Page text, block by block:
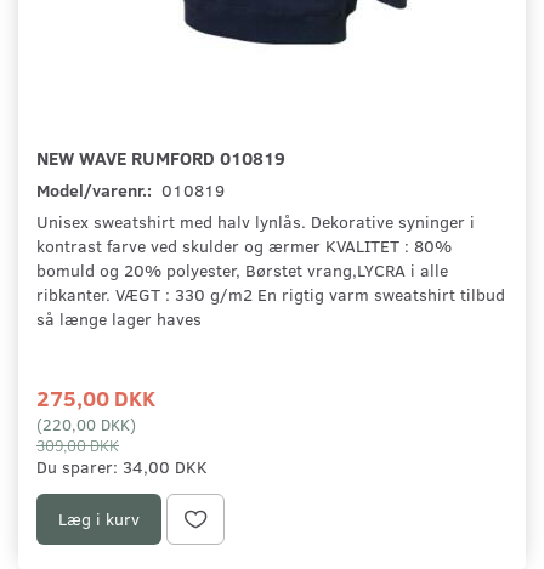
NEW WAVE RUMFORD 010819
Model/varenr.: 010819
Unisex sweatshirt med halv lynlås. Dekorative syninger i
kontrast farve ved skulder og ærmer KVALITET : 80%
bomuld og 20% polyester, Børstet vrang,LYCRA i alle
ribkanter. VÆGT : 330 g/m2 En rigtig varm sweatshirt tilbud
så længe lager haves
275,00 DKK
(220,00 DKK)
309,00 DKK
Du sparer: 34,00 DKK
Læg i kurv